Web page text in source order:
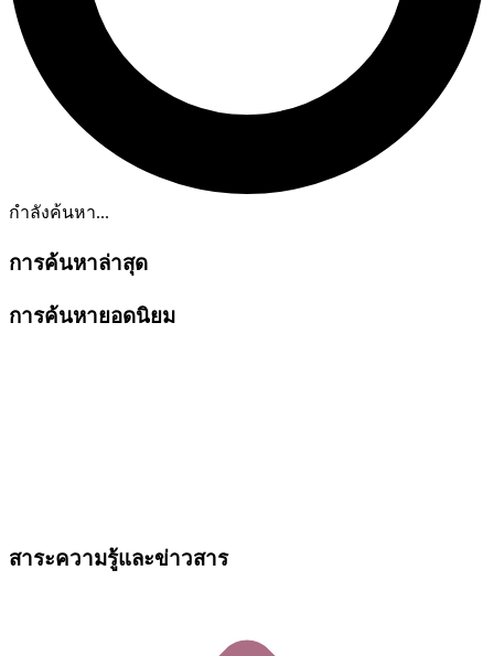
กำลังค้นหา...
การค้นหาล่าสุด
การค้นหายอดนิยม
สาระความรู้และข่าวสาร